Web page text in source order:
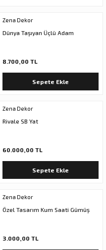
Zena Dekor
Dünya Taşıyan Üçlü Adam
8.700,00 TL
Sepete Ekle
Zena Dekor
Rivale SB Yat
60.000,00 TL
Sepete Ekle
Zena Dekor
Özel Tasarım Kum Saati Gümüş
3.000,00 TL